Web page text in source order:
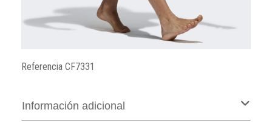
Referencia CF7331
Información adicional